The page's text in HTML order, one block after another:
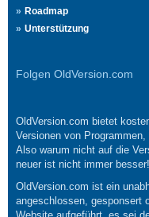
Roadmap
Unterstützung
Folgen OldVersion.com
OldVersion.com bietet
Versionen von
Also warum nicht auf die
neuer ist nicht immer besser!
OldVersion.com ist ein
angeschlossen, gesponsert